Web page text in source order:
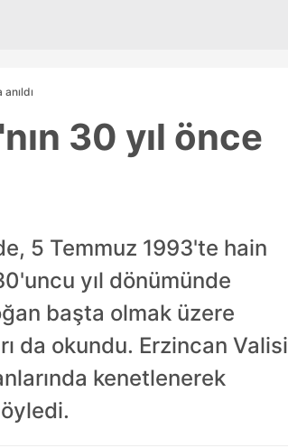
30 yıl önce
5 Temmuz 1993'te hain
yıl dönümünde
başta olmak üzere
da okundu. Erzincan Valisi
kenetlenerek